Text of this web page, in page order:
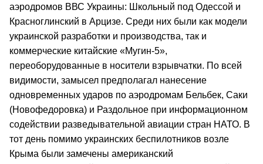
аэродромов ВВС Украины: Школьный под Одессой и
Красноглинский в Арцизе. Среди них были как модели
украинской разработки и производства, так и
коммерческие китайские «Мугин-5»,
переоборудованные в носители взрывчатки. По всей
видимости, замысел предполагал нанесение
одновременных ударов по аэродромам Бельбек, Саки
(Новофедоровка) и Раздольное при информационном
содействии разведывательной авиации стран НАТО. В
тот день помимо украинских беспилотников возле
Крыма были замечены американский